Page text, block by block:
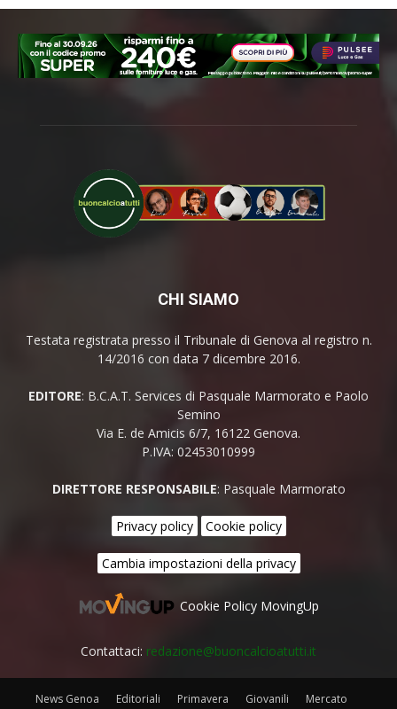
CHI SIAMO
Testata registrata presso il Tribunale di Genova al registro n.
14/2016 con data 7 dicembre 2016.
EDITORE: B.C.A.T. Services di Pasquale Marmorato e Paolo
Semino
Via E. de Amicis 6/7, 16122 Genova.
P.IVA: 02453010999
DIRETTORE RESPONSABILE: Pasquale Marmorato
Privacy policy Cookie policy
Cambia impostazioni della privacy
Cookie Policy MovingUp
Contattaci: redazione@buoncalcioatutti.it
News Genoa Editoriali Primavera Giovanili Mercato